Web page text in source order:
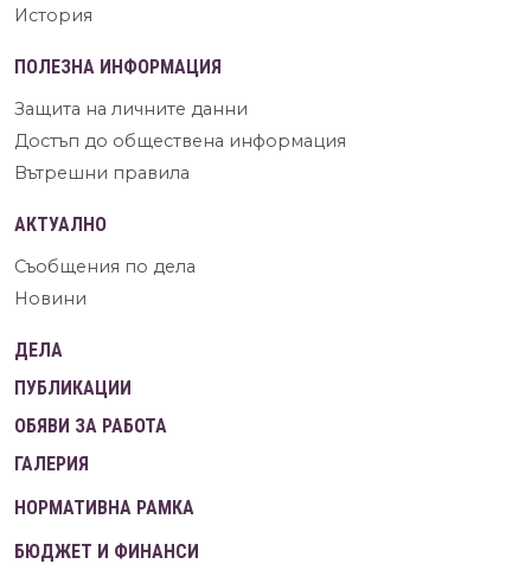
История
ПОЛЕЗНА ИНФОРМАЦИЯ
Защита на личните данни
Достъп до обществена информация
Вътрешни правила
АКТУАЛНО
Съобщения по дела
Новини
ДЕЛА
ПУБЛИКАЦИИ
ОБЯВИ ЗА РАБОТА
ГАЛЕРИЯ
НОРМАТИВНА РАМКА
БЮДЖЕТ И ФИНАНСИ